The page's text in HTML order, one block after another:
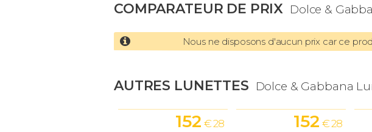
COMPARATEUR DE PRIX Dolce &
Nous ne disposons d'aucun prix car ce
AUTRES LUNETTES Dolce & Gabbana
152 € 28 152 € 28